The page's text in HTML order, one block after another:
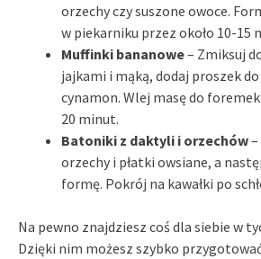
orzechy czy suszone owoce.
w piekarniku przez około 10-15
Muffinki bananowe– Zmiksuj
jajkami i mąką, dodaj proszek
cynamon. Wlej masę do
20 minut.
Batoniki z daktyli i orzechów
orzechy i płatki owsiane, a
formę. Pokrój na kawałki po
Na pewno znajdziesz coś dla siebie w
Dzięki nim możesz szybko